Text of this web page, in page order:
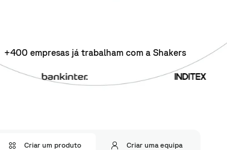
+400 empresas já trabalham com a Shakers
Criar um produto Criar uma equipa